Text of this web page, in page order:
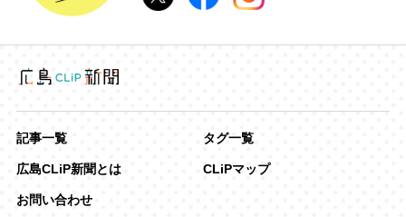
記事一覧 タグ一覧
広島CLiP新聞とは CLiPマップ
お問い合わせ